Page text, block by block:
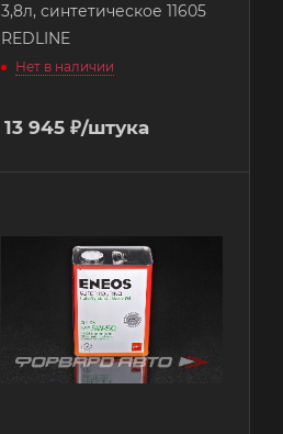
3,8л, синтетическое 11605
REDLINE
Нет в наличии
13 945₽/штука